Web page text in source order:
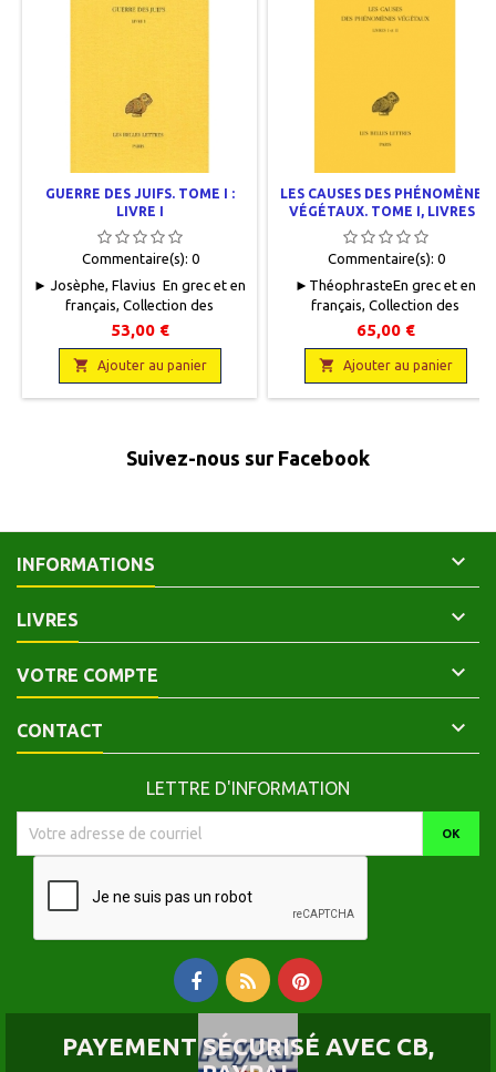
GUERRE DES JUIFS. TOME I :
LIVRE I
Commentaire(s): 0
► Josèphe, Flavius En grec et en
français, Collection des
Universités de France, Paris, Les
Belles Lettres, 2019, 12.5 x 19,
360 pages, broché.Neuf.
9782251001807
53,00 €
 Ajouter au panier
LES CAUSES DES PHÉNOMÈNES
VÉGÉTAUX. TOME I, LIVRES I
ET II
Commentaire(s): 0
►ThéophrasteEn grec et en
français, Collection des
Universités de France, Les Belles
Lettres, 2012, 13 x 19, XXXII + 364
pages, broché. Neuf.
9782251005744
65,00 €
 Ajouter au panier
Suivez-nous sur Facebook
INFORMATIONS 
LIVRES 
VOTRE COMPTE 
CONTACT 
LETTRE D'INFORMATION
PAYEMENT SÉCURISÉ AVEC CB,